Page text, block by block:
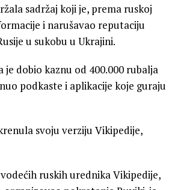
sadržaj koji je, prema ruskoj
i narušavao reputaciju
u sukobu u Ukrajini.
je dobio kaznu od 400.000 rubalja
podkaste i aplikacije koje guraju
svoju verziju Vikipedije,
ruskih urednika Vikipedije,